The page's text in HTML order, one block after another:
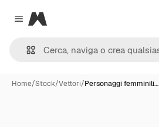
Close menu
Magnific
Home/Stock/Vettori/Personaggi femminili…